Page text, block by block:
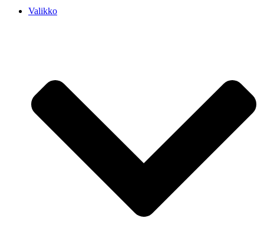
Valikko